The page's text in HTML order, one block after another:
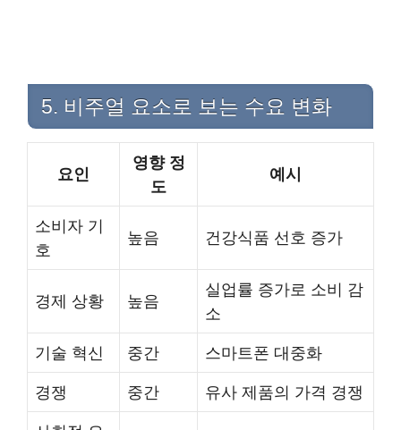
5. 비주얼 요소로 보는 수요 변화
요인
영향 정
도
예시
소비자 기
호
높음 건강식품 선호 증가
경제 상황 높음
실업률 증가로 소비 감
소
기술 혁신
중간
스마트폰 대중화
경쟁
중간
유사 제품의 가격 경쟁